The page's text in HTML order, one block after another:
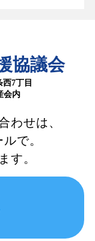
協議会
7丁目
会内
わせは、
で。
す。